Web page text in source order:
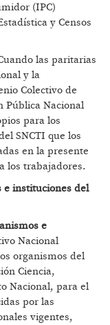
(IPC)
y Censos
las paritarias
y la
Colectivo de
Pública Nacional
para los
SNCTI que los
en la presente
los trabajadores.
e instituciones del
e
Nacional
organismos del
Ciencia,
Nacional, para el
por las
vigentes,